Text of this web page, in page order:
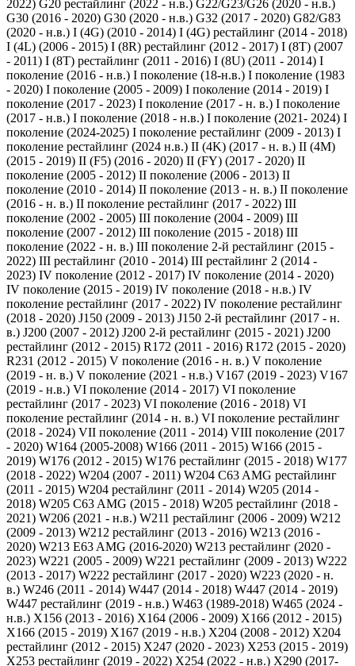
2022) G20 рестайлинг (2022 - н.в.) G22/G23/G26 (2020 - н.в.)
G30 (2016 - 2020) G30 (2020 - н.в.) G32 (2017 - 2020) G82/G83
(2020 - н.в.) I (4G) (2010 - 2014) I (4G) рестайлинг (2014 - 2018)
I (4L) (2006 - 2015) I (8R) рестайлинг (2012 - 2017) I (8T) (2007
- 2011) I (8T) рестайлинг (2011 - 2016) I (8U) (2011 - 2014) I
поколение (2016 - н.в.) I поколение (18-н.в.) I поколение (1983
- 2020) I поколение (2005 - 2009) I поколение (2014 - 2019) I
поколение (2017 - 2023) I поколение (2017 - н. в.) I поколение
(2017 - н.в.) I поколение (2018 - н.в.) I поколение (2021- 2024) I
поколение (2024-2025) I поколение рестайлинг (2009 - 2013) I
поколение рестайлинг (2024 н.в.) II (4K) (2017 - н. в.) II (4M)
(2015 - 2019) II (F5) (2016 - 2020) II (FY) (2017 - 2020) II
поколение (2005 - 2012) II поколение (2006 - 2013) II
поколение (2010 - 2014) II поколение (2013 - н. в.) II поколение
(2016 - н. в.) II поколение рестайлинг (2017 - 2022) III
поколение (2002 - 2005) III поколение (2004 - 2009) III
поколение (2007 - 2012) III поколение (2015 - 2018) III
поколение (2022 - н. в.) III поколение 2-й рестайлинг (2015 -
2022) III рестайлинг (2010 - 2014) III рестайлинг 2 (2014 -
2023) IV поколение (2012 - 2017) IV поколение (2014 - 2020)
IV поколение (2015 - 2019) IV поколение (2018 - н.в.) IV
поколение рестайлинг (2017 - 2022) IV поколение рестайлинг
(2018 - 2020) J150 (2009 - 2013) J150 2-й рестайлинг (2017 - н.
в.) J200 (2007 - 2012) J200 2-й рестайлинг (2015 - 2021) J200
рестайлинг (2012 - 2015) R172 (2011 - 2016) R172 (2015 - 2020)
R231 (2012 - 2015) V поколение (2016 - н. в.) V поколение
(2019 - н. в.) V поколение (2021 - н.в.) V167 (2019 - 2023) V167
(2019 - н.в.) VI поколение (2014 - 2017) VI поколение
рестайлинг (2017 - 2023) VI поколение (2016 - 2018) VI
поколение рестайлинг (2014 - н. в.) VI поколение рестайлинг
(2018 - 2024) VII поколение (2011 - 2014) VIII поколение (2017
- 2020) W164 (2005-2008) W166 (2011 - 2015) W166 (2015 -
2019) W176 (2012 - 2015) W176 рестайлинг (2015 - 2018) W177
(2018 - 2022) W204 (2007 - 2011) W204 C63 AMG рестайлинг
(2011 - 2015) W204 рестайлинг (2011 - 2014) W205 (2014 -
2018) W205 C63 AMG (2015 - 2018) W205 рестайлинг (2018 -
2021) W206 (2021 - н.в.) W211 рестайлинг (2006 - 2009) W212
(2009 - 2013) W212 рестайлинг (2013 - 2016) W213 (2016 -
2020) W213 E63 AMG (2016-2020) W213 рестайлинг (2020 -
2023) W221 (2005 - 2009) W221 рестайлинг (2009 - 2013) W222
(2013 - 2017) W222 рестайлинг (2017 - 2020) W223 (2020 - н.
в.) W246 (2011 - 2014) W447 (2014 - 2018) W447 (2014 - 2019)
W447 рестайлинг (2019 - н.в.) W463 (1989-2018) W465 (2024 -
н.в.) X156 (2013 - 2016) X164 (2006 - 2009) X166 (2012 - 2015)
X166 (2015 - 2019) X167 (2019 - н.в.) X204 (2008 - 2012) X204
рестайлинг (2012 - 2015) X247 (2020 - 2023) X253 (2015 - 2019)
X253 рестайлинг (2019 - 2022) X254 (2022 - н.в.) X290 (2017-